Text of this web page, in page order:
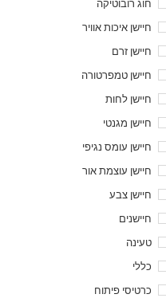
חוג רובוטיקה
חיישן איכות אוויר
חיישן זרם
חיישן טמפרטורה
חיישן לחות
חיישן מגנטי
חיישן עומס נגיפי
חיישן עוצמת אור
חיישן צבע
חיישנים
טעינה
כללי
כרטיסי פיתוח